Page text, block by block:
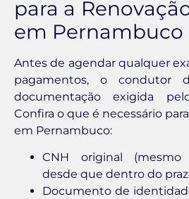
para a
em Pernambuco
Antes de agendar qualquer
pagamentos, o condutor
documentação exigida
Confira o que é necessário
em Pernambuco:
CNH original
desde que dentro do
Documento de